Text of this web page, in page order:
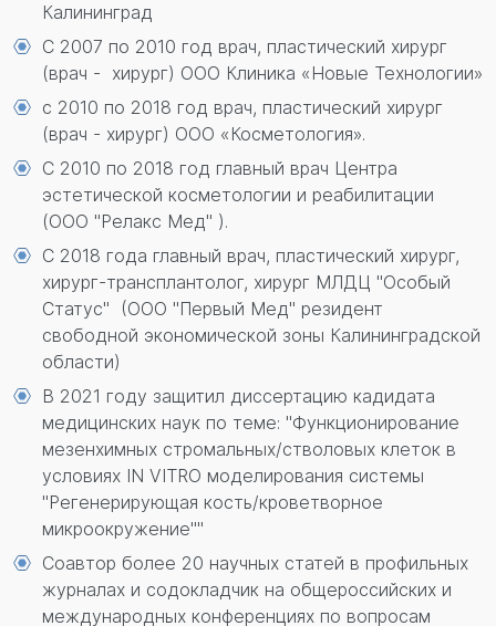
Калининград
С 2007 по 2010 год врач, пластический хирург
(врач - хирург) ООО Клиника «Новые Технологии»
с 2010 по 2018 год врач, пластический хирург
(врач - хирург) ООО «Косметология».
С 2010 по 2018 год главный врач Центра
эстетической косметологии и реабилитации
(ООО "Релакс Мед" ).
С 2018 года главный врач, пластический хирург,
хирург-трансплантолог, хирург МЛДЦ "Особый
Статус" (ООО "Первый Мед" резидент
свободной экономической зоны Калининградской
области)
В 2021 году защитил диссертацию кадидата
медицинских наук по теме: "Функционирование
мезенхимных стромальных/стволовых клеток в
условиях IN VITRO моделирования системы
"Регенерирующая кость/кроветворное
микроокружение""
Соавтор более 20 научных статей в профильных
журналах и содокладчик на общероссийских и
международных конференциях по вопросам